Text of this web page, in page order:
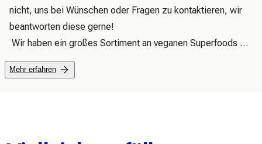
nicht, uns bei Wünschen oder Fragen zu kontaktieren, wir
beantworten diese gerne!
Wir haben ein großes Sortiment an veganen Superfoods
aus 100 % natürlichen, reinen und hochwertigen Produkten.
Wir versprechen, einzigartige und nützliche Produkte für Ihr
ermöglichen, einen positiven Einfluss auf den Planeten zu
Mehr erfahren